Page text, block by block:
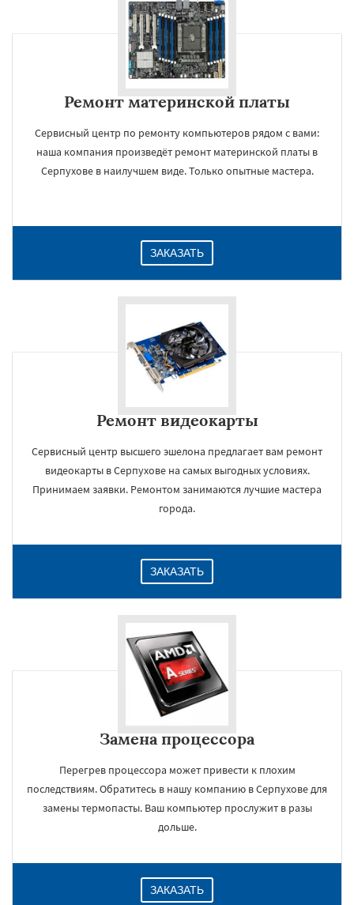
Ремонт материнской платы
Сервисный центр по ремонту компьютеров рядом с вами:
наша компания произведёт ремонт материнской платы в
Серпухове в наилучшем виде. Только опытные мастера.
ЗАКАЗАТЬ
Ремонт видеокарты
Сервисный центр высшего эшелона предлагает вам ремонт
видеокарты в Серпухове на самых выгодных условиях.
Принимаем заявки. Ремонтом занимаются лучшие мастера
города.
ЗАКАЗАТЬ
Замена процессора
Перегрев процессора может привести к плохим
последствиям. Обратитесь в нашу компанию в Серпухове для
замены термопасты. Ваш компьютер прослужит в разы
дольше.
ЗАКАЗАТЬ